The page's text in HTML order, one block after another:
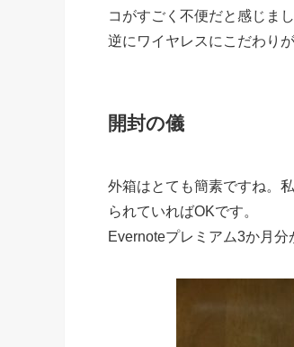
コがすごく不便だと感じまし
逆にワイヤレスにこだわり
開封の儀
外箱はとても簡素ですね。
られていればOKです。
Evernoteプレミアム3か月分